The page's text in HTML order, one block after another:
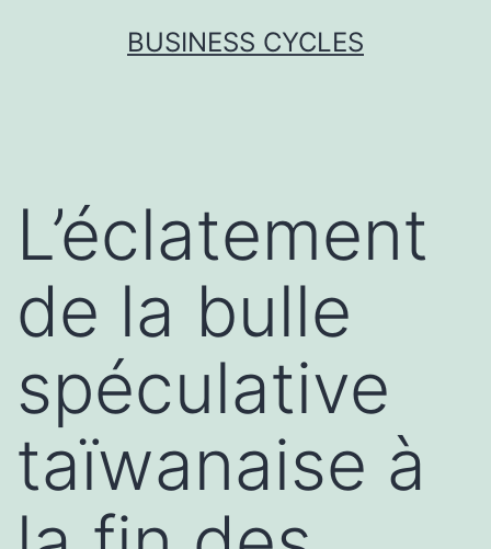
BUSINESS CYCLES
L’éclatement
de la bulle
spéculative
taïwanaise à